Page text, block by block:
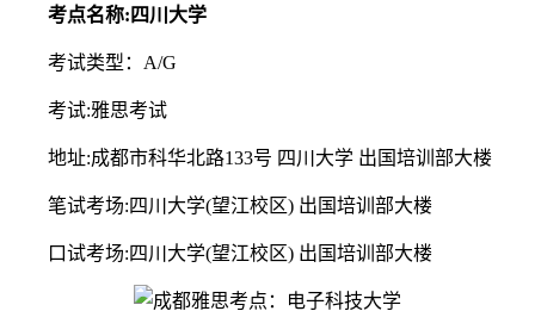
考点名称:四川大学
考试类型：A/G
考试:雅思考试
地址:成都市科华北路133号 四川大学 出国培训部大楼
笔试考场:四川大学(望江校区) 出国培训部大楼
口试考场:四川大学(望江校区) 出国培训部大楼